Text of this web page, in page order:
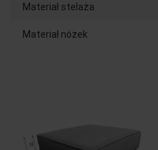
Materiał stelaża
Materiał nóżek